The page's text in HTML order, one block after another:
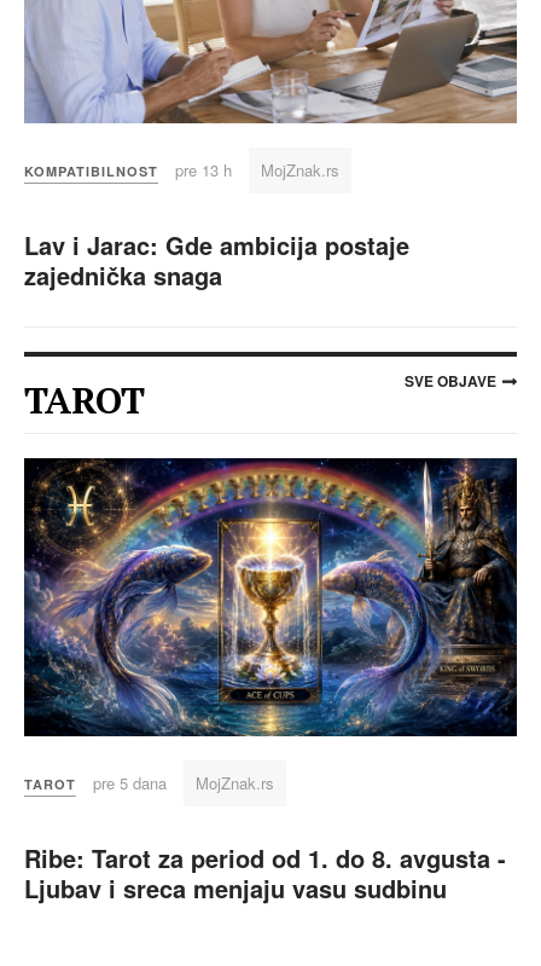
KOMPATIBILNOST pre 13 h MojZnak.rs
Lav i Jarac: Gde ambicija postaje
zajednička snaga
TAROT SVE OBJAVE
TAROT pre 5 dana MojZnak.rs
Ribe: Tarot za period od 1. do 8. avgusta -
Ljubav i sreca menjaju vasu sudbinu